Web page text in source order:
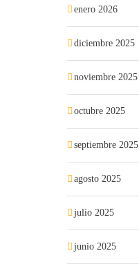
enero 2026
diciembre 2025
noviembre 2025
octubre 2025
septiembre 2025
agosto 2025
julio 2025
junio 2025